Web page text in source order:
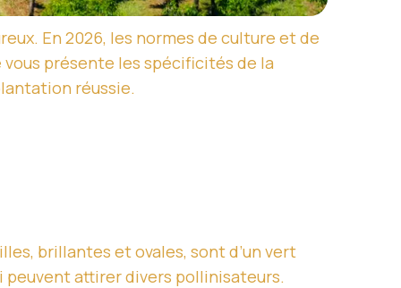
En 2026, les normes de culture et de
présente les spécificités de la
réussie.
brillantes et ovales, sont d’un vert
peuvent attirer divers pollinisateurs.